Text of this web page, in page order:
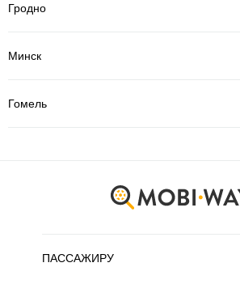
Гродно
Минск
Гомель
ПАССАЖИРУ